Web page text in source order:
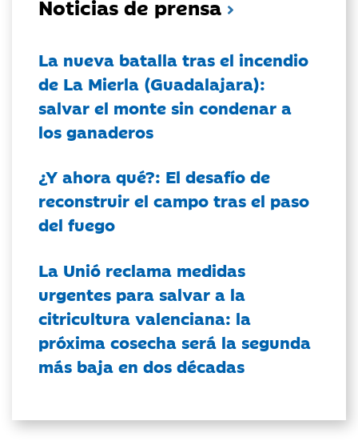
Noticias de prensa
La nueva batalla tras el incendio
de La Mierla (Guadalajara):
salvar el monte sin condenar a
los ganaderos
¿Y ahora qué?: El desafío de
reconstruir el campo tras el paso
del fuego
La Unió reclama medidas
urgentes para salvar a la
citricultura valenciana: la
próxima cosecha será la segunda
más baja en dos décadas